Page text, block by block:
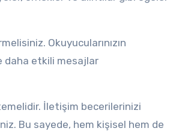
Okuyucularınızın
daha etkili mesajlar
İletişim becerilerinizi
Bu sayede, hem kişisel hem de